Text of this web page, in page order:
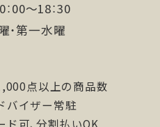
00〜18：30
・第一水曜
点以上の商品数
バイザー常駐
可、分割払いOK